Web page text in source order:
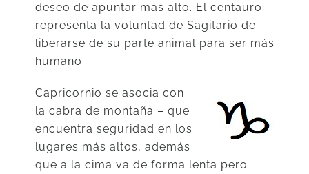
deseo de apuntar más alto. El centauro
representa la voluntad de Sagitario de
liberarse de su parte animal para ser más
humano.
Capricornio se asocia con
la cabra de montaña – que
encuentra seguridad en los
lugares más altos, además
que a la cima va de forma lenta pero